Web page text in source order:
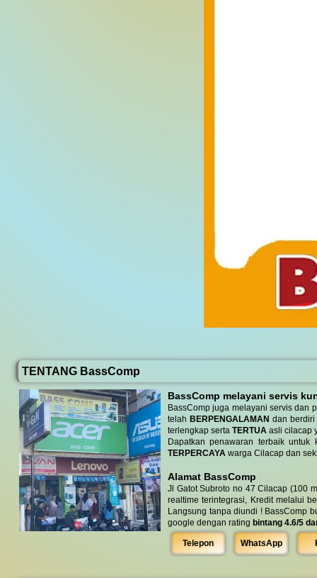
TENTANG BassComp
BassComp melayani servis
BassComp juga melayani servis dan
telah BERPENGALAMAN dan berdiri
terlengkap serta TERTUA asli cilacap
Dapatkan penawaran terbaik
TERPERCAYA warga Cilacap dan
Alamat BassComp
Jl Gatot Subroto no 47 Cilacap (100
realtime terintegrasi, Kredit melalui
Langsung tanpa diundi ! BassComp
google dengan rating bintang 4.6/5
Telepon WhatsApp